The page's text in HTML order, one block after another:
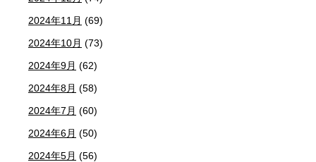
2024年11月 (69)
2024年10月 (73)
2024年9月 (62)
2024年8月 (58)
2024年7月 (60)
2024年6月 (50)
2024年5月 (56)